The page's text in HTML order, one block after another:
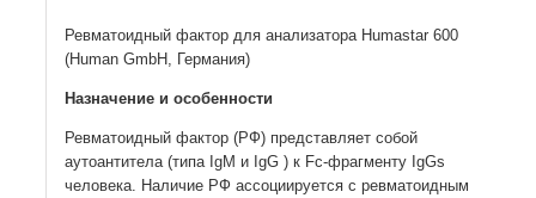
Ревматоидный фактор для анализатора Humastar 600
(Human GmbH, Германия)
Назначение и особенности
Ревматоидный фактор (РФ) представляет собой
аутоантитела (типа IgM и IgG ) к Fc-фрагменту IgGs
человека. Наличие РФ ассоциируется с ревматоидным